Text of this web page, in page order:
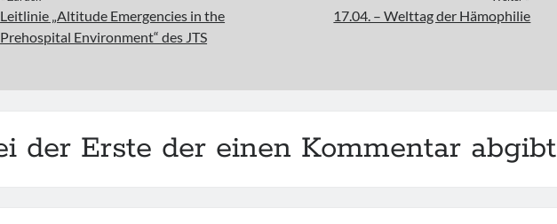
Leitlinie „Altitude Emergencies in the
Prehospital Environment“ des JTS
17.04. – Welttag der Hämophilie
der Erste der einen Kommentar abgibt